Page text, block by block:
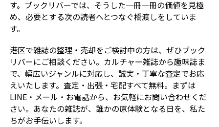
す。ブックリバーでは、そうした一冊一冊の価値を見極
め、必要とする次の読者へとつなぐ橋渡しをしていま
す。
港区で雑誌の整理・売却をご検討中の方は、ぜひブック
リバーにご相談ください。カルチャー雑誌から趣味誌ま
で、幅広いジャンルに対応し、誠実・丁寧な査定でお応
えいたします。査定・出張・宅配すべて無料。まずは
LINE・メール・お電話から、お気軽にお問い合わせくだ
さい。あなたの雑誌が、誰かの原体験となる日を、私た
ちがお手伝いします。